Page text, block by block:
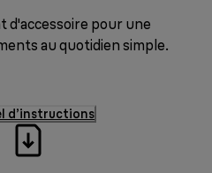
d'accessoire pour une
au quotidien simple.
d’instructions